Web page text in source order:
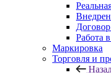
Работа
Маркировка
Торговля и